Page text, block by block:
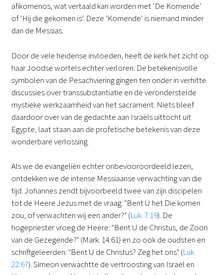
afikomenos, wat vertaald kan worden met ‘De Komende’
of ‘Hij die gekomen is’. Deze ‘Komende’ is niemand minder
dan de Messias.
Door de vele heidense invloeden, heeft de kerk het zicht op
haar Joodse wortels echter verloren. De betekenisvolle
symbolen van de Pesachviering gingen ten onder in verhitte
discussies over transsubstantiatie en de veronderstelde
mystieke werkzaamheid van het sacrament. Niets bleef
daardoor over van de gedachte aan Israëls uittocht uit
Egypte, laat staan aan de profetische betekenis van deze
wonderbare verlossing.
Als we de evangeliën echter onbevooroordeeld lezen,
ontdekken we de intense Messiaanse verwachting van die
tijd. Johannes zendt bijvoorbeeld twee van zijn discipelen
tot de Heere Jezus met de vraag: "Bent U het Die komen
zou, of verwachten wij een ander?" (Luk. 7:19). De
hogepriester vroeg de Heere: "Bent U de Christus, de Zoon
van de Gezegende?" (Mark. 14:61) en zo ook de oudsten en
schriftgeleerden: "Bent U de Christus? Zeg het ons" (Luk.
22:67). Simeon verwachtte de vertroosting van Israël en